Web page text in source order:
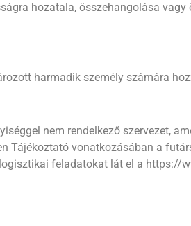
hozatala, összehangolása
harmadik személy számára
nem rendelkező szervezet,
Tájékoztató vonatkozásában a
feladatokat lát el a https://